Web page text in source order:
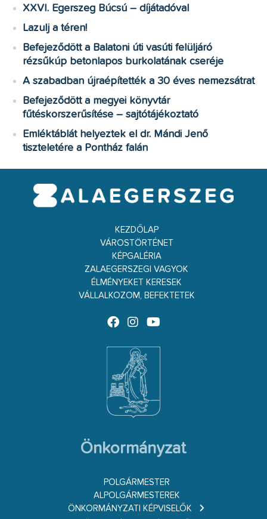
XXVI. Egerszeg Búcsú – díjátadóval
Lazulj a téren!
Befejeződött a Balatoni úti vasúti felüljáró
rézsűkúp betonlapos burkolatának cseréje
A szabadban újraépítették a 30 éves nemezsátrat
Befejeződött a megyei könyvtár
fűtéskorszerűsítése – sajtótájékoztató
Emléktáblát helyeztek el dr. Mándi Jenő
tiszteletére a Pontház falán
KEZDŐLAP
VÁROSTÖRTÉNET
KÉPGALÉRIA
ZALAEGERSZEGI VAGYOK
ÉLMÉNYEKET KERESEK
VÁLLALKOZOM, BEFEKTETEK
Önkormányzat
POLGÁRMESTER
ALPOLGÁRMESTEREK
ÖNKORMÁNYZATI KÉPVISELŐK